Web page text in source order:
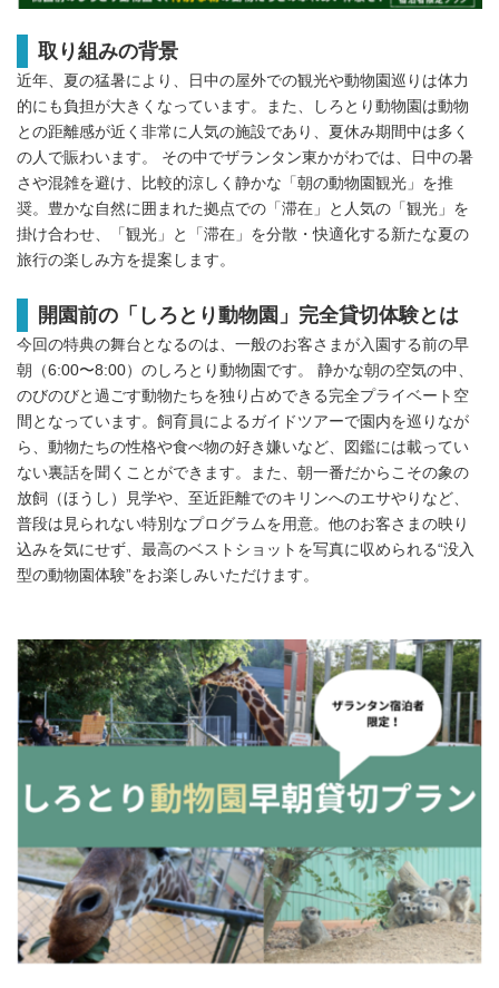
取り組みの背景
近年、夏の猛暑により、日中の屋外での観光や動物園巡りは体力
的にも負担が大きくなっています。また、しろとり動物園は動物
との距離感が近く非常に人気の施設であり、夏休み期間中は多く
の人で賑わいます。 その中でザランタン東かがわでは、日中の暑
さや混雑を避け、比較的涼しく静かな「朝の動物園観光」を推
奨。豊かな自然に囲まれた拠点での「滞在」と人気の「観光」を
掛け合わせ、「観光」と「滞在」を分散・快適化する新たな夏の
旅行の楽しみ方を提案します。
開園前の「しろとり動物園」完全貸切体験とは
今回の特典の舞台となるのは、一般のお客さまが入園する前の早
朝（6:00〜8:00）のしろとり動物園です。 静かな朝の空気の中、
のびのびと過ごす動物たちを独り占めできる完全プライベート空
間となっています。飼育員によるガイドツアーで園内を巡りなが
ら、動物たちの性格や食べ物の好き嫌いなど、図鑑には載ってい
ない裏話を聞くことができます。また、朝一番だからこその象の
放飼（ほうし）見学や、至近距離でのキリンへのエサやりなど、
普段は見られない特別なプログラムを用意。他のお客さまの映り
込みを気にせず、最高のベストショットを写真に収められる“没入
型の動物園体験”をお楽しみいただけます。